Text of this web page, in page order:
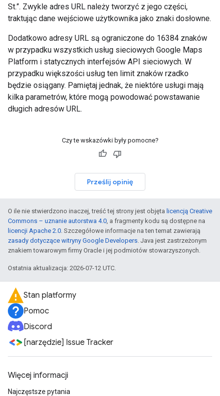
St.”. Zwykle adres URL należy tworzyć z jego części,
traktując dane wejściowe użytkownika jako znaki dosłowne.
Dodatkowo adresy URL są ograniczone do 16384 znaków
w przypadku wszystkich usług sieciowych Google Maps
Platform i statycznych interfejsów API sieciowych. W
przypadku większości usług ten limit znaków rzadko
będzie osiągany. Pamiętaj jednak, że niektóre usługi mają
kilka parametrów, które mogą powodować powstawanie
długich adresów URL.
Czy te wskazówki były pomocne?
Prześlij opinię
O ile nie stwierdzono inaczej, treść tej strony jest objęta licencją Creative
Commons – uznanie autorstwa 4.0, a fragmenty kodu są dostępne na
licencji Apache 2.0. Szczegółowe informacje na ten temat zawierają
zasady dotyczące witryny Google Developers. Java jest zastrzeżonym
znakiem towarowym firmy Oracle i jej podmiotów stowarzyszonych.
Ostatnia aktualizacja: 2026-07-12 UTC.
Stan platformy
Pomoc
Discord
[narzędzie] Issue Tracker
Więcej informacji
Najczęstsze pytania